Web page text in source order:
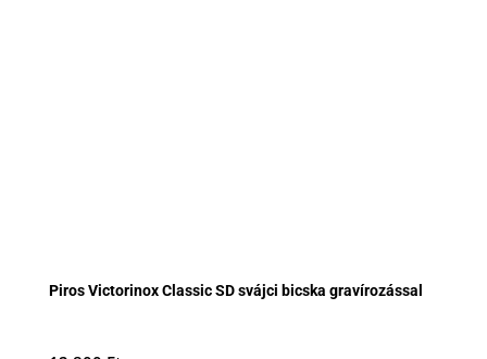
Piros Victorinox Classic SD svájci bicska gravírozással